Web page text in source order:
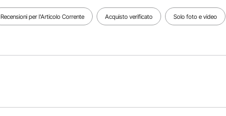
Vedi tutte le specifiche
Recensioni per l'Articolo Corrente Acquisto verificato Solo foto e video